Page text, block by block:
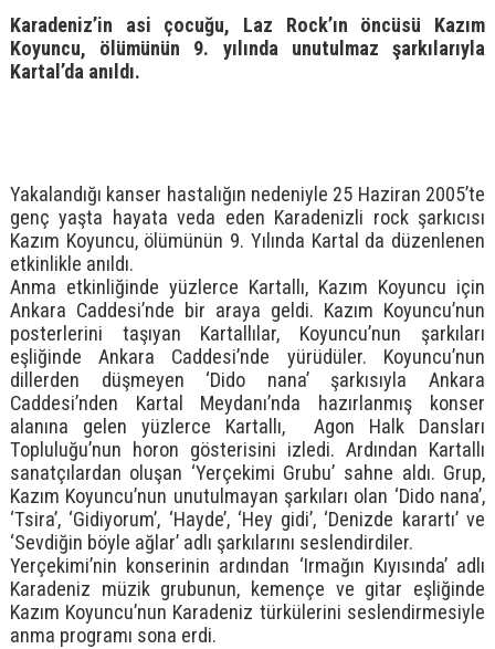
Karadeniz’in asi çocuğu, Laz Rock’ın öncüsü Kazım
Koyuncu, ölümünün 9. yılında unutulmaz şarkılarıyla
Kartal’da anıldı.
Yakalandığı kanser hastalığın nedeniyle 25 Haziran 2005’te
genç yaşta hayata veda eden Karadenizli rock şarkıcısı
Kazım Koyuncu, ölümünün 9. Yılında Kartal da düzenlenen
etkinlikle anıldı.
Anma etkinliğinde yüzlerce Kartallı, Kazım Koyuncu için
Ankara Caddesi’nde bir araya geldi. Kazım Koyuncu’nun
posterlerini taşıyan Kartallılar, Koyuncu’nun şarkıları
eşliğinde Ankara Caddesi’nde yürüdüler. Koyuncu’nun
dillerden düşmeyen ‘Dido nana’ şarkısıyla Ankara
Caddesi’nden Kartal Meydanı’nda hazırlanmış konser
alanına gelen yüzlerce Kartallı, Agon Halk Dansları
Topluluğu’nun horon gösterisini izledi. Ardından Kartallı
sanatçılardan oluşan ‘Yerçekimi Grubu’ sahne aldı. Grup,
Kazım Koyuncu’nun unutulmayan şarkıları olan ‘Dido nana’,
‘Tsira’, ‘Gidiyorum’, ‘Hayde’, ‘Hey gidi’, ‘Denizde karartı’ ve
‘Sevdiğin böyle ağlar’ adlı şarkılarını seslendirdiler.
Yerçekimi’nin konserinin ardından ‘Irmağın Kıyısında’ adlı
Karadeniz müzik grubunun, kemençe ve gitar eşliğinde
Kazım Koyuncu’nun Karadeniz türkülerini seslendirmesiyle
anma programı sona erdi.